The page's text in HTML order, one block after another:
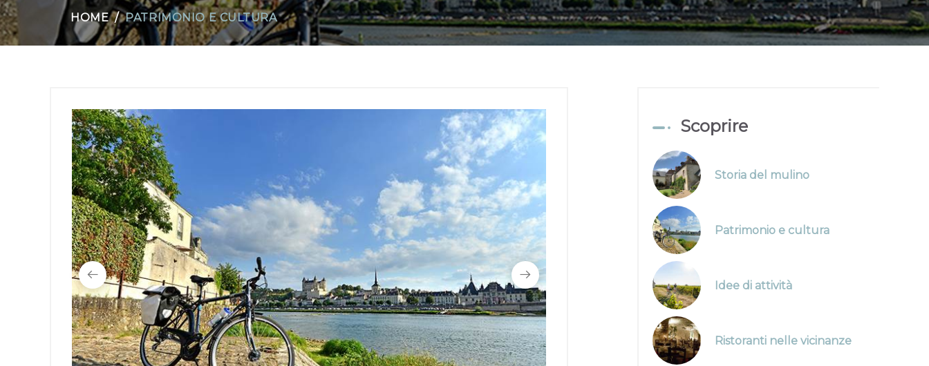
HOME PATRIMONIO E CULTURA
Scoprire
Storia del mulino
Patrimonio e cultura
Idee di attività
Ristoranti nelle vicinanze